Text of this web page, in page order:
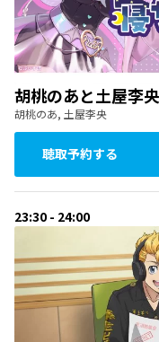
胡桃のあと土屋李
胡桃のあ, 土屋李央
聴取予約する
23:30 - 24:00